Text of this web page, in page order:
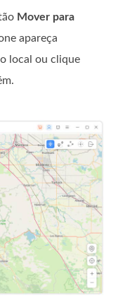
Mover para
apareça
local ou clique